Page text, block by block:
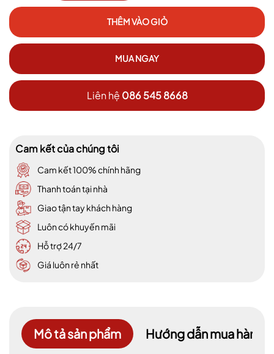
THÊM VÀO GIỎ
MUA NGAY
Liên hệ 086 545 8668
Cam kết của chúng tôi
Cam kết 100% chính hãng
Thanh toán tại nhà
Giao tận tay khách hàng
Luôn có khuyến mãi
Hỗ trợ 24/7
Giá luôn rẻ nhất
Mô tả sản phẩm Hướng dẫn mua hàng